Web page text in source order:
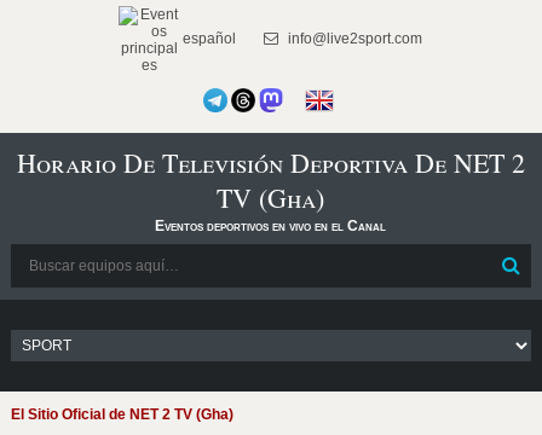
español info@live2sport.com
Horario De Televisión Deportiva De NET 2
TV (Gha)
Eventos deportivos en vivo en el Canal
El Sitio Oficial de NET 2 TV (Gha)